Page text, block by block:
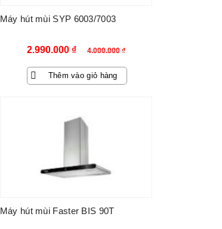
Máy hút mùi SYP 6003/7003
4.000.000₫
Giá
gốc
là:
2.990.000 ₫
Giá
hiện
tại
2.990.000 ₫.
Thêm vào giỏ hàng
Máy hút mùi Faster BIS 90T